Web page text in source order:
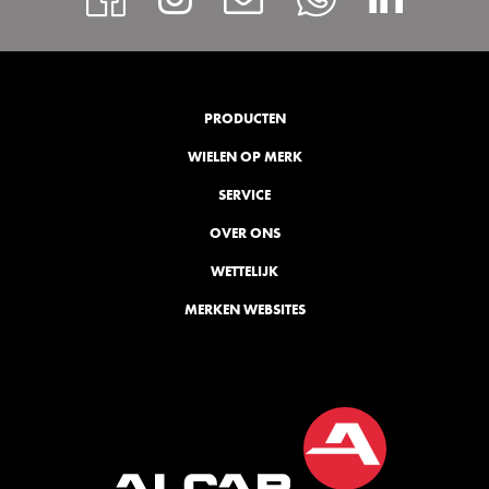
PRODUCTEN
WIELEN OP MERK
SERVICE
OVER ONS
WETTELIJK
MERKEN WEBSITES